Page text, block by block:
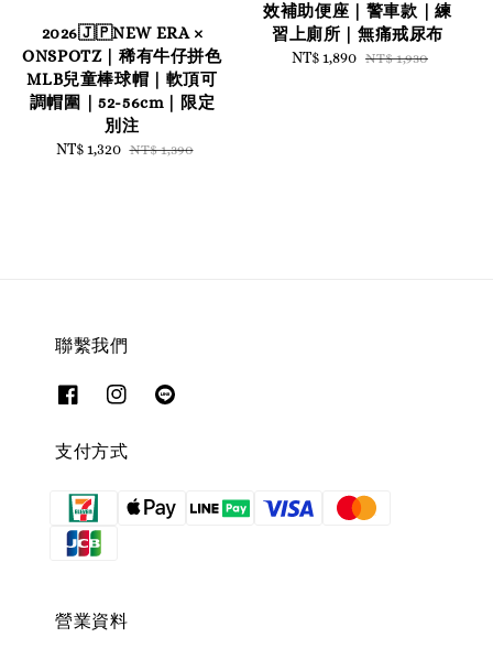
2026🇯🇵NEW ERA ×
ONSPOTZ｜稀有牛仔拼色
MLB兒童棒球帽｜軟頂可
調帽圍｜52-56cm｜限定
別注
Sale
NT$ 1,320 Regular
NT$ 1,390
效補助便座｜警車款｜練
習上廁所｜無痛戒尿布
Sale
NT$ 1,890 Regular
NT$ 1,930
聯繫我們
支付方式
營業資料